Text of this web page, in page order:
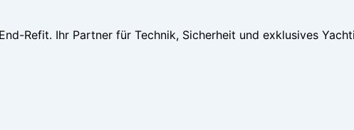
Refit. Ihr Partner für Technik, Sicherheit und exklusives